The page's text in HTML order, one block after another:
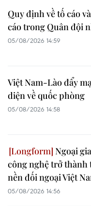
Quy định về tố cáo
cáo trong Quân đội
05/08/2026 14:59
Việt Nam-Lào đẩy
diện về quốc phòng
05/08/2026 14:58
Ngoại
công nghệ trở thành
nền đối ngoại Việt
05/08/2026 14:56